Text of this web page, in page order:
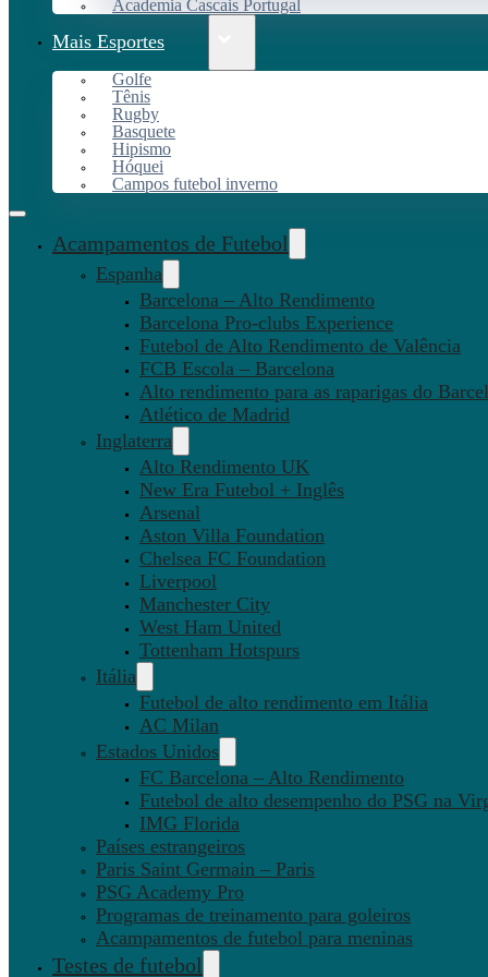
Academia Cascais Portugal
Mais Esportes
Golfe
Tênis
Rugby
Basquete
Hipismo
Hóquei
Campos futebol inverno
Acampamentos de Futebol
Espanha
Barcelona – Alto Rendimento
Barcelona Pro-clubs Experience
Futebol de Alto Rendimento de Valência
FCB Escola – Barcelona
Alto rendimento para as raparigas do
Atlético de Madrid
Inglaterra
Alto Rendimento UK
New Era Futebol + Inglês
Arsenal
Aston Villa Foundation
Chelsea FC Foundation
Liverpool
Manchester City
West Ham United
Tottenham Hotspurs
Itália
Futebol de alto rendimento em Itália
AC Milan
Estados Unidos
FC Barcelona – Alto Rendimento
Futebol de alto desempenho do PSG na
IMG Florida
Países estrangeiros
Paris Saint Germain – Paris
PSG Academy Pro
Programas de treinamento para goleiros
Acampamentos de futebol para meninas
Testes de futebol